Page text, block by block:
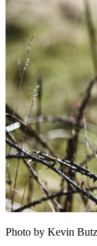
Photo by Kevin